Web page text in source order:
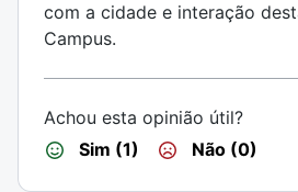
com a cidade e interação
Campus.
Achou esta opinião útil?
Sim (1)
Não (0)